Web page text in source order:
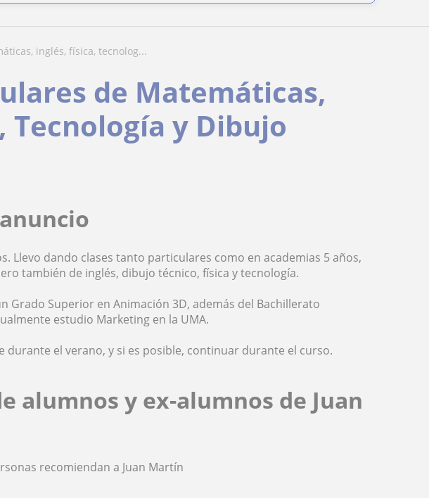
inglés, física, tecnolog...
de Matemáticas,
Tecnología y Dibujo
Llevo dando clases tanto particulares como en academias 5 años,
también de inglés, dibujo técnico, física y tecnología.
Grado Superior en Animación 3D, además del Bachillerato
estudio Marketing en la UMA.
durante el verano, y si es posible, continuar durante el curso.
alumnos y ex-alumnos de Juan
recomiendan a Juan Martín